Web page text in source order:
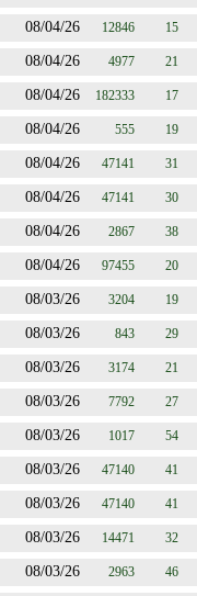
08/04/26 12846 15
08/04/26 4977 21
08/04/26 182333 17
08/04/26 555 19
08/04/26 47141 31
08/04/26 47141 30
08/04/26 2867 38
08/04/26 97455 20
08/03/26 3204 19
08/03/26 843 29
08/03/26 3174 21
08/03/26 7792 27
08/03/26 1017 54
08/03/26 47140 41
08/03/26 47140 41
08/03/26 14471 32
08/03/26 2963 46